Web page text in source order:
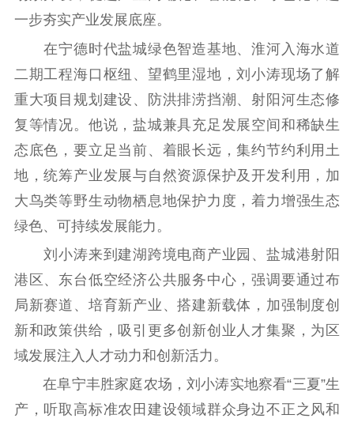
紫金文化艺术节
品牌活动
精神文明
文明创建 文明实践
文明培育
先进典型
社会宣传
思想政治教育 爱国主义教育
全民国防教育
红色资源保护利
新闻出版
精品出版 全民阅读
出版监管
扫黄打非
电影工作
电影创作 电影市场
一步夯实产业发展底座。
在宁德时代盐城绿色智造基地、淮河入海水道
二期工程海口枢纽、望鹤里湿地，刘小涛现场了解
重大项目规划建设、防洪排涝挡潮、射阳河生态修
复等情况。他说，盐城兼具充足发展空间和稀缺生
态底色，要立足当前、着眼长远，集约节约利用土
地，统筹产业发展与自然资源保护及开发利用，加
大鸟类等野生动物栖息地保护力度，着力增强生态
绿色、可持续发展能力。
刘小涛来到建湖跨境电商产业园、盐城港射阳
港区、东台低空经济公共服务中心，强调要通过布
局新赛道、培育新产业、搭建新载体，加强制度创
新和政策供给，吸引更多创新创业人才集聚，为区
域发展注入人才动力和创新活力。
在阜宁丰胜家庭农场，刘小涛实地察看“三夏”生
产，听取高标准农田建设领域群众身边不正之风和